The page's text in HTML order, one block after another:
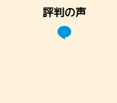
評判の声